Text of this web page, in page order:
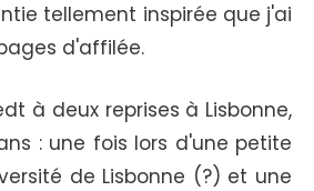
tellement inspirée que j'ai
d'affilée.
à deux reprises à Lisbonne,
: une fois lors d'une petite
de Lisbonne (?) et une